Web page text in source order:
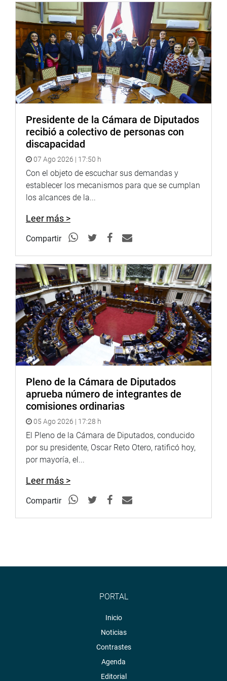
irregularidades en el proyecto especial de irrigación e
hidroenergético del Alto Piura – Peihap, porque a la fecha
se encuentra paralizada ésta emblemática obra para la
región Piura discutiéndose actualmente la resolución del
contrato. (JR)
Presidente de la Cámara de Diputados
recibió a colectivo de personas con
discapacidad
07 Ago 2026 | 17:50 h
Con el objeto de escuchar sus demandas y
establecer los mecanismos para que se cumplan
los alcances de la...
Leer más >
Compartir
Pleno de la Cámara de Diputados
aprueba número de integrantes de
comisiones ordinarias
05 Ago 2026 | 17:28 h
El Pleno de la Cámara de Diputados, conducido
por su presidente, Oscar Reto Otero, ratificó hoy,
por mayoría, el...
Leer más >
Compartir
PORTAL
Inicio
Noticias
Contrastes
Agenda
Editorial